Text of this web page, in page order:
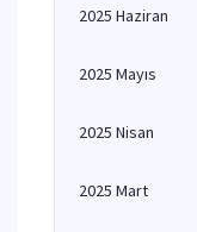
2025 Haziran
2025 Mayıs
2025 Nisan
2025 Mart